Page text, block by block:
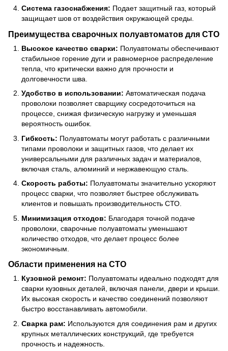
Система газоснабжения: Подает защитный газ, который
защищает шов от воздействия окружающей среды.
Преимущества сварочных полуавтоматов для СТО
Высокое качество сварки: Полуавтоматы обеспечивают
стабильное горение дуги и равномерное распределение
тепла, что критически важно для прочности и
долговечности шва.
Удобство в использовании: Автоматическая подача
проволоки позволяет сварщику сосредоточиться на
процессе, снижая физическую нагрузку и уменьшая
вероятность ошибок.
Гибкость: Полуавтоматы могут работать с различными
типами проволоки и защитных газов, что делает их
универсальными для различных задач и материалов,
включая сталь, алюминий и нержавеющую сталь.
Скорость работы: Полуавтоматы значительно ускоряют
процесс сварки, что позволяет быстрее обслуживать
клиентов и повышать производительность СТО.
Минимизация отходов: Благодаря точной подаче
проволоки, сварочные полуавтоматы уменьшают
количество отходов, что делает процесс более
экономичным.
Области применения на СТО
Кузовной ремонт: Полуавтоматы идеально подходят для
сварки кузовных деталей, включая панели, двери и крыши.
Их высокая скорость и качество соединений позволяют
быстро восстанавливать автомобили.
Сварка рам: Используются для соединения рам и других
крупных металлических конструкций, где требуется
прочность и надежность.